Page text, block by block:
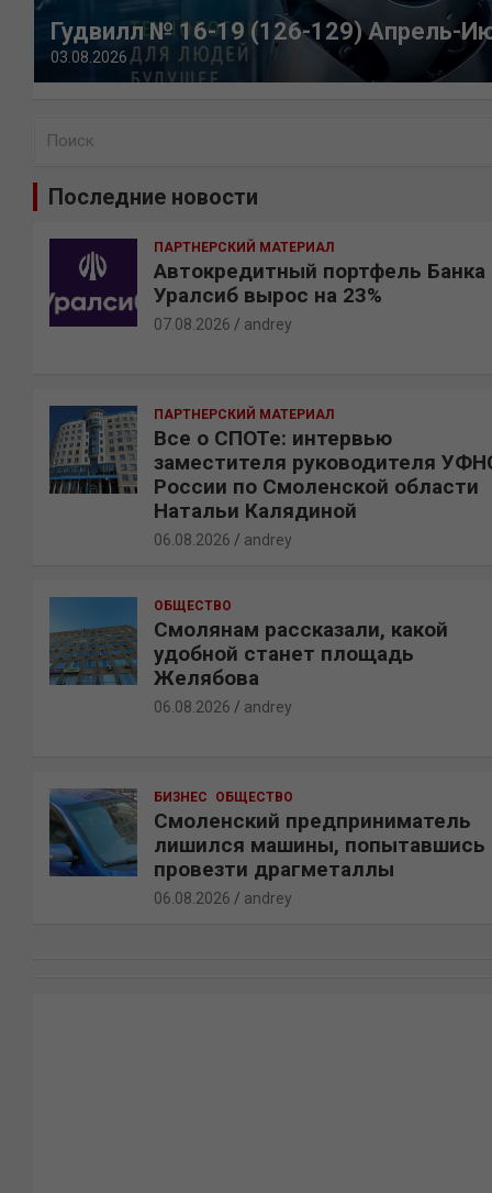
Гудвилл № 16-19 (126-129) Апрель-
03.08.2026
Последние новости
ПАРТНЕРСКИЙ МАТЕРИАЛ
Автокредитный портфель Банка
Уралсиб вырос на 23%
07.08.2026 andrey
ПАРТНЕРСКИЙ МАТЕРИАЛ
Все о СПОТе: интервью
заместителя руководителя
России по Смоленской области
Натальи Калядиной
06.08.2026 andrey
ОБЩЕСТВО
Смолянам рассказали, какой
удобной станет площадь
Желябова
06.08.2026 andrey
БИЗНЕС ОБЩЕСТВО
Смоленский предприниматель
лишился машины, попытавшись
провезти драгметаллы
06.08.2026 andrey